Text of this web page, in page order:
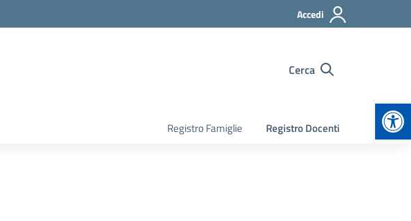
Accedi
Cerca
Registro Famiglie Registro Docenti